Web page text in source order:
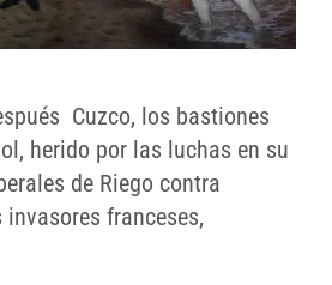
Cuzco, los bastiones
herido por las luchas en su
de Riego contra
invasores franceses,